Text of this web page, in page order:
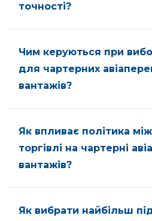
точності?
Чим керуються при
для чартерних
вантажів?
Як впливає політика
торгівлі на чартерні
вантажів?
Як вибрати найбільш